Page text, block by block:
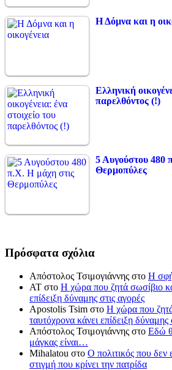
Η Δόμνα και η
Ελληνική
παρελθόντος (!)
5 Αυγούστου 480
Θερμοπύλες
Πρόσφατα σχόλια
Απόστολος Τσιμογιάννης στο Η
ΑΤ στο Η χώρα που ζητά σωσίβιο
επίδειξη δύναμης στις αγορές
Apostolis Tsim στο Η χώρα που
ταυτόχρονα κάνει επίδειξη δύναμης
Απόστολος Τσιμογιάννης στο Εδώ
μάγκας είναι…
Mihalatou στο Ο πολιτικός που δεν
στιγμή που κρίνει την πατρίδα